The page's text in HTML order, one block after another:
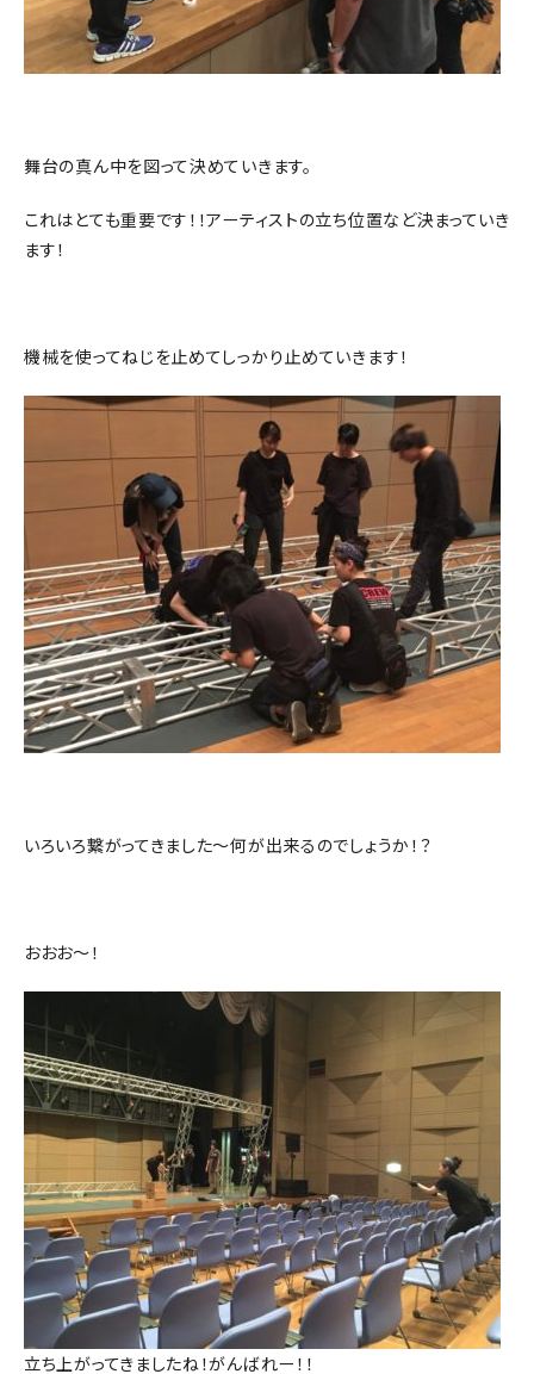
舞台の真ん中を図って決めていきます。
これはとても重要です！！アーティストの立ち位置など決まっていき
ます！
機械を使ってねじを止めてしっかり止めていきます！
いろいろ繋がってきました～何が出来るのでしょうか！？
おおお～！
立ち上がってきましたね！がんばれー！！